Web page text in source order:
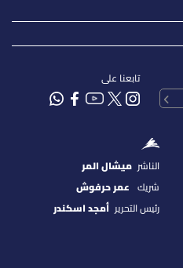
تابعنا على
الناشر ميشال المر
شريك عمر حرفوش
رئيس التحرير أمجد اسكندر